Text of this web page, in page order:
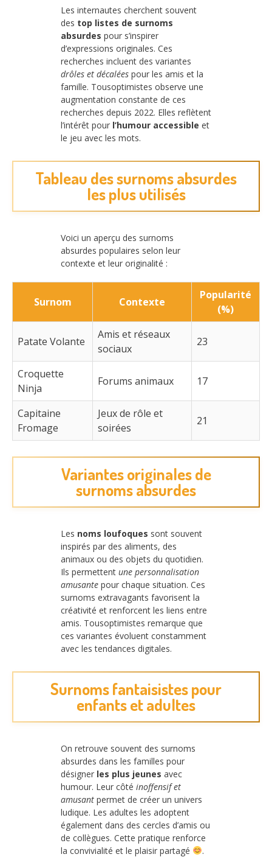
Les internautes cherchent souvent
des top listes de surnoms
absurdes pour s’inspirer
d’expressions originales. Ces
recherches incluent des variantes
drôles et décalées pour les amis et la
famille. Tousoptimistes observe une
augmentation constante de ces
recherches depuis 2022. Elles reflètent
l’intérêt pour l’humour accessible et
le jeu avec les mots.
Tableau des surnoms absurdes
les plus utilisés
Voici un aperçu des surnoms
absurdes populaires selon leur
contexte et leur originalité :
Surnom Contexte
Popularité
(%)
Patate Volante
Amis et réseaux
sociaux
23
Croquette
Ninja
Forums animaux 17
Capitaine
Fromage
Jeux de rôle et
soirées
21
Variantes originales de
surnoms absurdes
Les noms loufoques sont souvent
inspirés par des aliments, des
animaux ou des objets du quotidien.
Ils permettent une personnalisation
amusante pour chaque situation. Ces
surnoms extravagants favorisent la
créativité et renforcent les liens entre
amis. Tousoptimistes remarque que
ces variantes évoluent constamment
avec les tendances digitales.
Surnoms fantaisistes pour
enfants et adultes
On retrouve souvent des surnoms
absurdes dans les familles pour
désigner les plus jeunes avec
humour. Leur côté inoffensif et
amusant permet de créer un univers
ludique. Les adultes les adoptent
également dans des cercles d’amis ou
de collègues. Cette pratique renforce
la convivialité et le plaisir partagé
.